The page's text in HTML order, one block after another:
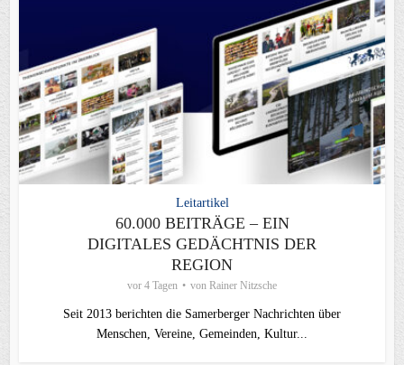
Leitartikel
60.000 BEITRÄGE – EIN
DIGITALES GEDÄCHTNIS DER
REGION
vor 4 Tagen von Rainer Nitzsche
Seit 2013 berichten die Samerberger Nachrichten über
Menschen, Vereine, Gemeinden, Kultur...